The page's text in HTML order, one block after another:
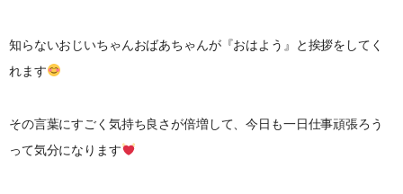
知らないおじいちゃんおばあちゃんが『おはよう』と挨拶をしてく
れます
その言葉にすごく気持ち良さが倍増して、今日も一日仕事頑張ろう
って気分になります